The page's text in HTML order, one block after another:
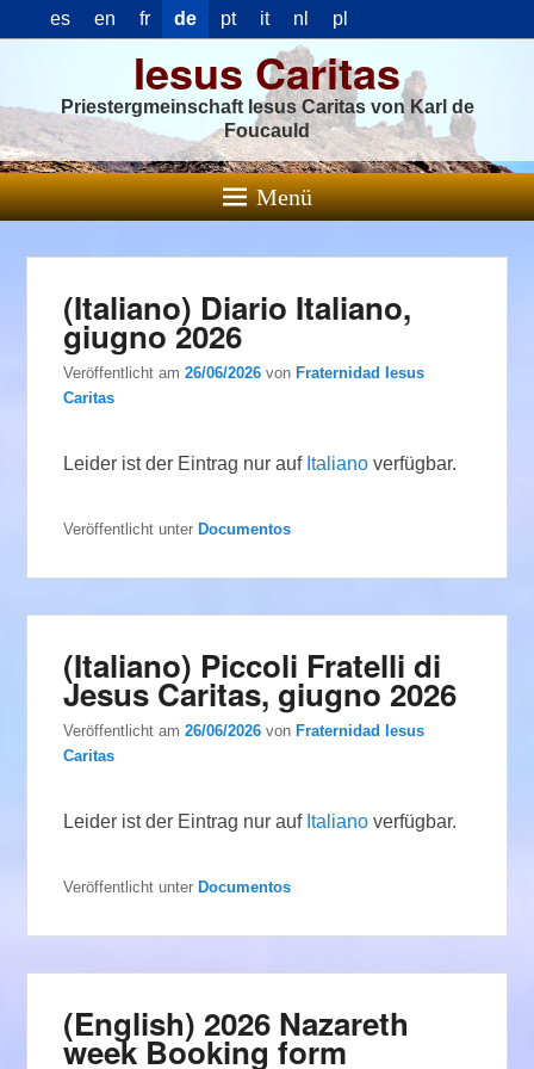
es en fr de pt it nl pl
Iesus Caritas
Priestergmeinschaft Iesus Caritas von Karl de
Foucauld
Menü
(Italiano) Diario Italiano,
giugno 2026
Veröffentlicht am26/06/2026 von Fraternidad Iesus
Caritas
Leider ist der Eintrag nur auf Italiano verfügbar.
Veröffentlicht unter Documentos
(Italiano) Piccoli Fratelli di
Jesus Caritas, giugno 2026
Veröffentlicht am26/06/2026 vonFraternidad Iesus
Caritas
Leider ist der Eintrag nur auf Italiano verfügbar.
Veröffentlicht unter Documentos
(English) 2026 Nazareth
week Booking form